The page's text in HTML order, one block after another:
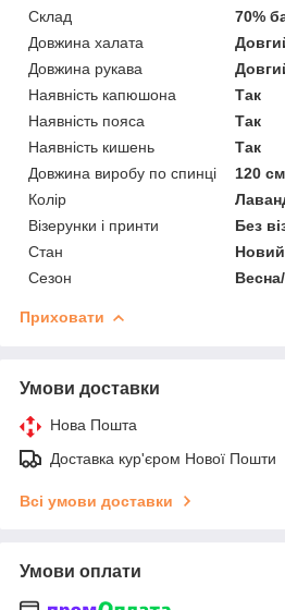
Склад
70%
Довжина халата
Довжина рукава
Наявність капюшона
Так
Наявність пояса
Так
Наявність кишень
Так
Довжина виробу по спинці
120 см
Колір
Візерунки і принти
Без
Стан
Новий
Сезон
Приховати
Умови доставки
Нова Пошта
Доставка кур'єром Нової Пошти
Всі умови доставки
Умови оплати